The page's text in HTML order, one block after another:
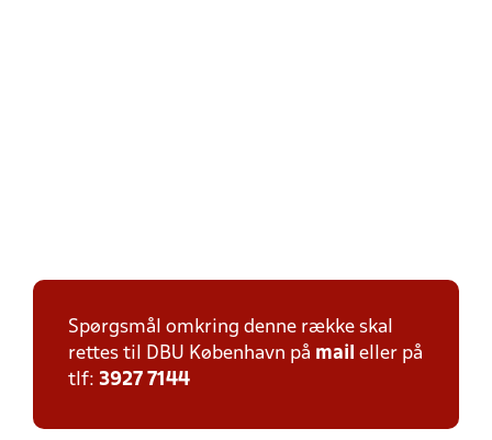
Spørgsmål omkring denne række skal
rettes til DBU København på mail eller på
tlf: 3927 7144